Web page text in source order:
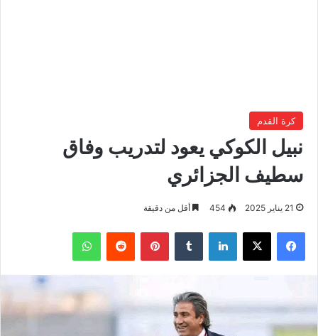
كرة القدم
نبيل الكوكي يعود لتدريب وفاق
سطيف الجزائري
21 يناير 2025 454 أقل من دقيقة
فيسبوك ‫X لينكدإن بينتيريست واتساب